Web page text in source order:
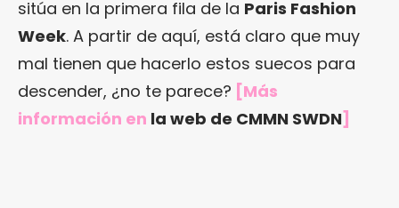
sitúa en la primera fila de la Paris Fashion
Week. A partir de aquí, está claro que muy
mal tienen que hacerlo estos suecos para
descender, ¿no te parece? [Más
información en la web de CMMN SWDN]